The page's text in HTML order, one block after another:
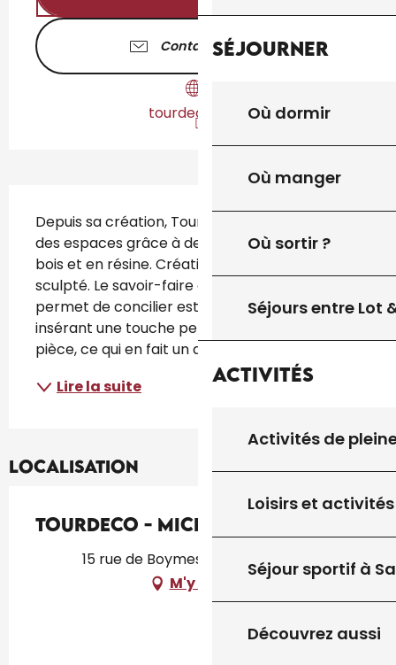
Séjourner
Où dormir
Où manger
Où sortir ?
Séjours entre Lot
Activités
Activités de
Loisirs et activités
Séjour sportif à
Découvrez aussi
Contactez-nous
tourdeco.com
Depuis sa création, Tourdeco a transformé
des espaces grâce à des objets artisanaux en
bois et en résine. Créations bois tourné et
sculpté. Le savoir-faire de Michel Malaussane
permet de concilier esthétique, utilité et art,
insérant une touche personnelle dans chaque
pièce, ce qui en fait un atout...
Lire la suite
Localisation
Tourdeco - Michel Malaussane
15 rue de Boymes, 46300 Le Vigan
M'y rendre